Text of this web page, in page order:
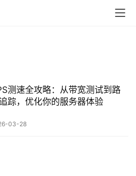
测速全攻略：从带宽测试到路
踪，优化你的服务器体验
03-28